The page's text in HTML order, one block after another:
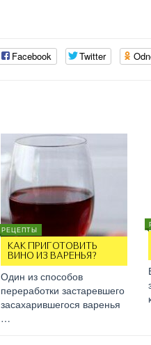
Facebook Twitter
РЕЦЕПТЫ
КАК ПРИГОТОВИТЬ
ВИНО ИЗ ВАРЕНЬЯ?
Один из способов
переработки застаревшего
засахарившегося варенья
…